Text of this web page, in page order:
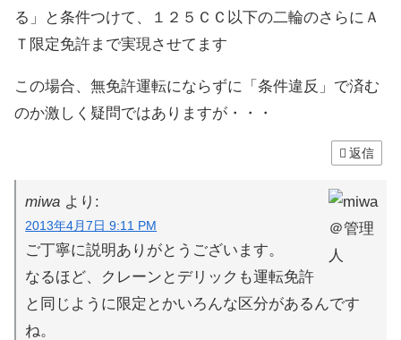
る」と条件つけて、１２５ＣＣ以下の二輪のさらにＡ
Ｔ限定免許まで実現させてます
この場合、無免許運転にならずに「条件違反」で済む
のか激しく疑問ではありますが・・・
返信
miwa より:
2013年4月7日 9:11 PM
ご丁寧に説明ありがとうございます。
なるほど、クレーンとデリックも運転免許
と同じように限定とかいろんな区分があるんです
ね。